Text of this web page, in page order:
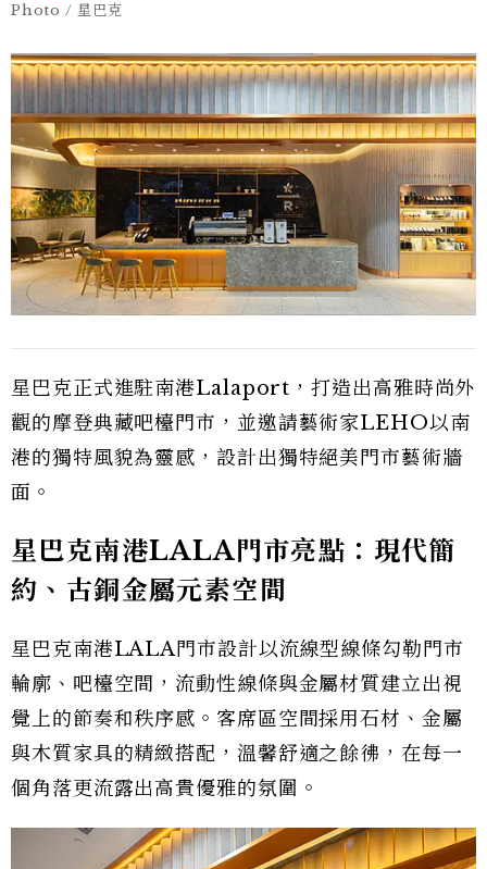
Photo / 星巴克
星巴克正式進駐南港Lalaport，打造出高雅時尚外
觀的摩登典藏吧檯門市，並邀請藝術家LEHO以南
港的獨特風貌為靈感，設計出獨特絕美門市藝術牆
面。
星巴克南港LALA門市亮點：現代簡
約、古銅金屬元素空間
星巴克南港LALA門市設計以流線型線條勾勒門市
輪廓、吧檯空間，流動性線條與金屬材質建立出視
覺上的節奏和秩序感。客席區空間採用石材、金屬
與木質家具的精緻搭配，溫馨舒適之餘彿，在每一
個角落更流露出高貴優雅的氛圍。